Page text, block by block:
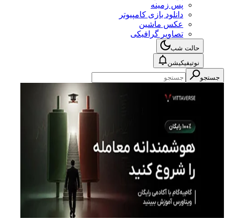
پس زمینه
دانلود بازی کامپیوتر
عکس ماشین
تصاویر گرافیکی
حالت شب
نوتیفیکیشن
جستجو